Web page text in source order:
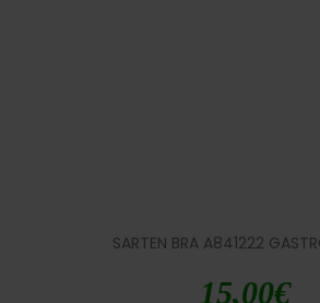
SARTEN BRA A841222
15,00€